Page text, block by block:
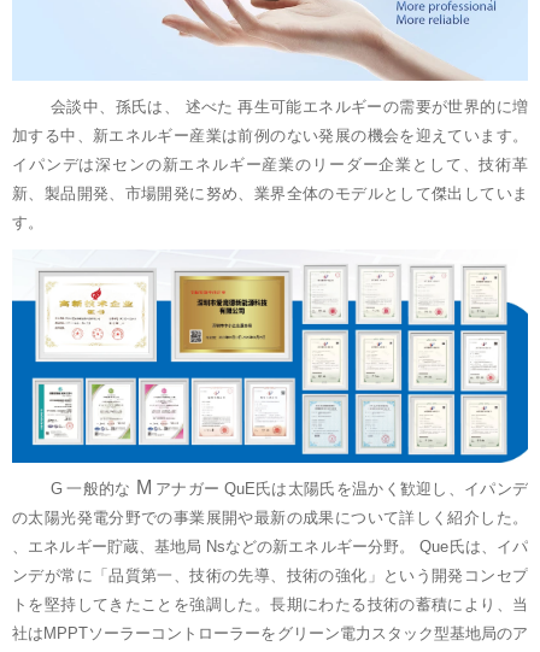
会談中、孫氏は、 述べた 再生可能エネルギーの需要が世界的に増
加する中、新エネルギー産業は前例のない発展の機会を迎えています。
イパンデは深センの新エネルギー産業のリーダー企業として、技術革
新、製品開発、市場開発に努め、業界全体のモデルとして傑出していま
す。
G 一般的な M アナガー QuE氏は太陽氏を温かく歓迎し、イパンデ
の太陽光発電分野での事業展開や最新の成果について詳しく紹介した。
、エネルギー貯蔵、基地局 Nsなどの新エネルギー分野。 Que氏は、イパ
ンデが常に「品質第一、技術の先導、技術の強化」という開発コンセプ
トを堅持してきたことを強調した。長期にわたる技術の蓄積により、当
社はMPPTソーラーコントローラーをグリーン電力スタック型基地局のア